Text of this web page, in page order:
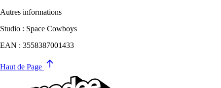
Autres informations
Studio : Space Cowboys
EAN : 3558387001433
Haut de Page